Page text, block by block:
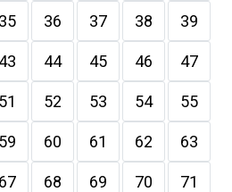
35 36 37 38 39
43 44 45 46 47
51 52 53 54 55
59 60 61 62 63
67 68 69 70 71